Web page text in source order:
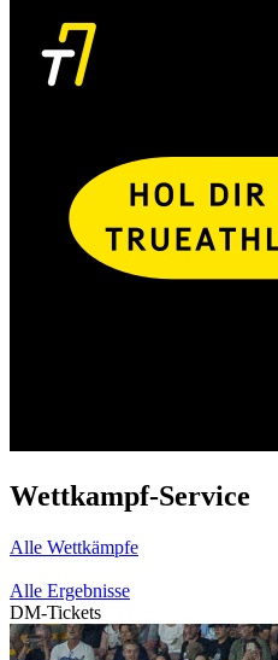
Wettkampf-Service
Alle Wettkämpfe
Alle Ergebnisse
DM-Tickets